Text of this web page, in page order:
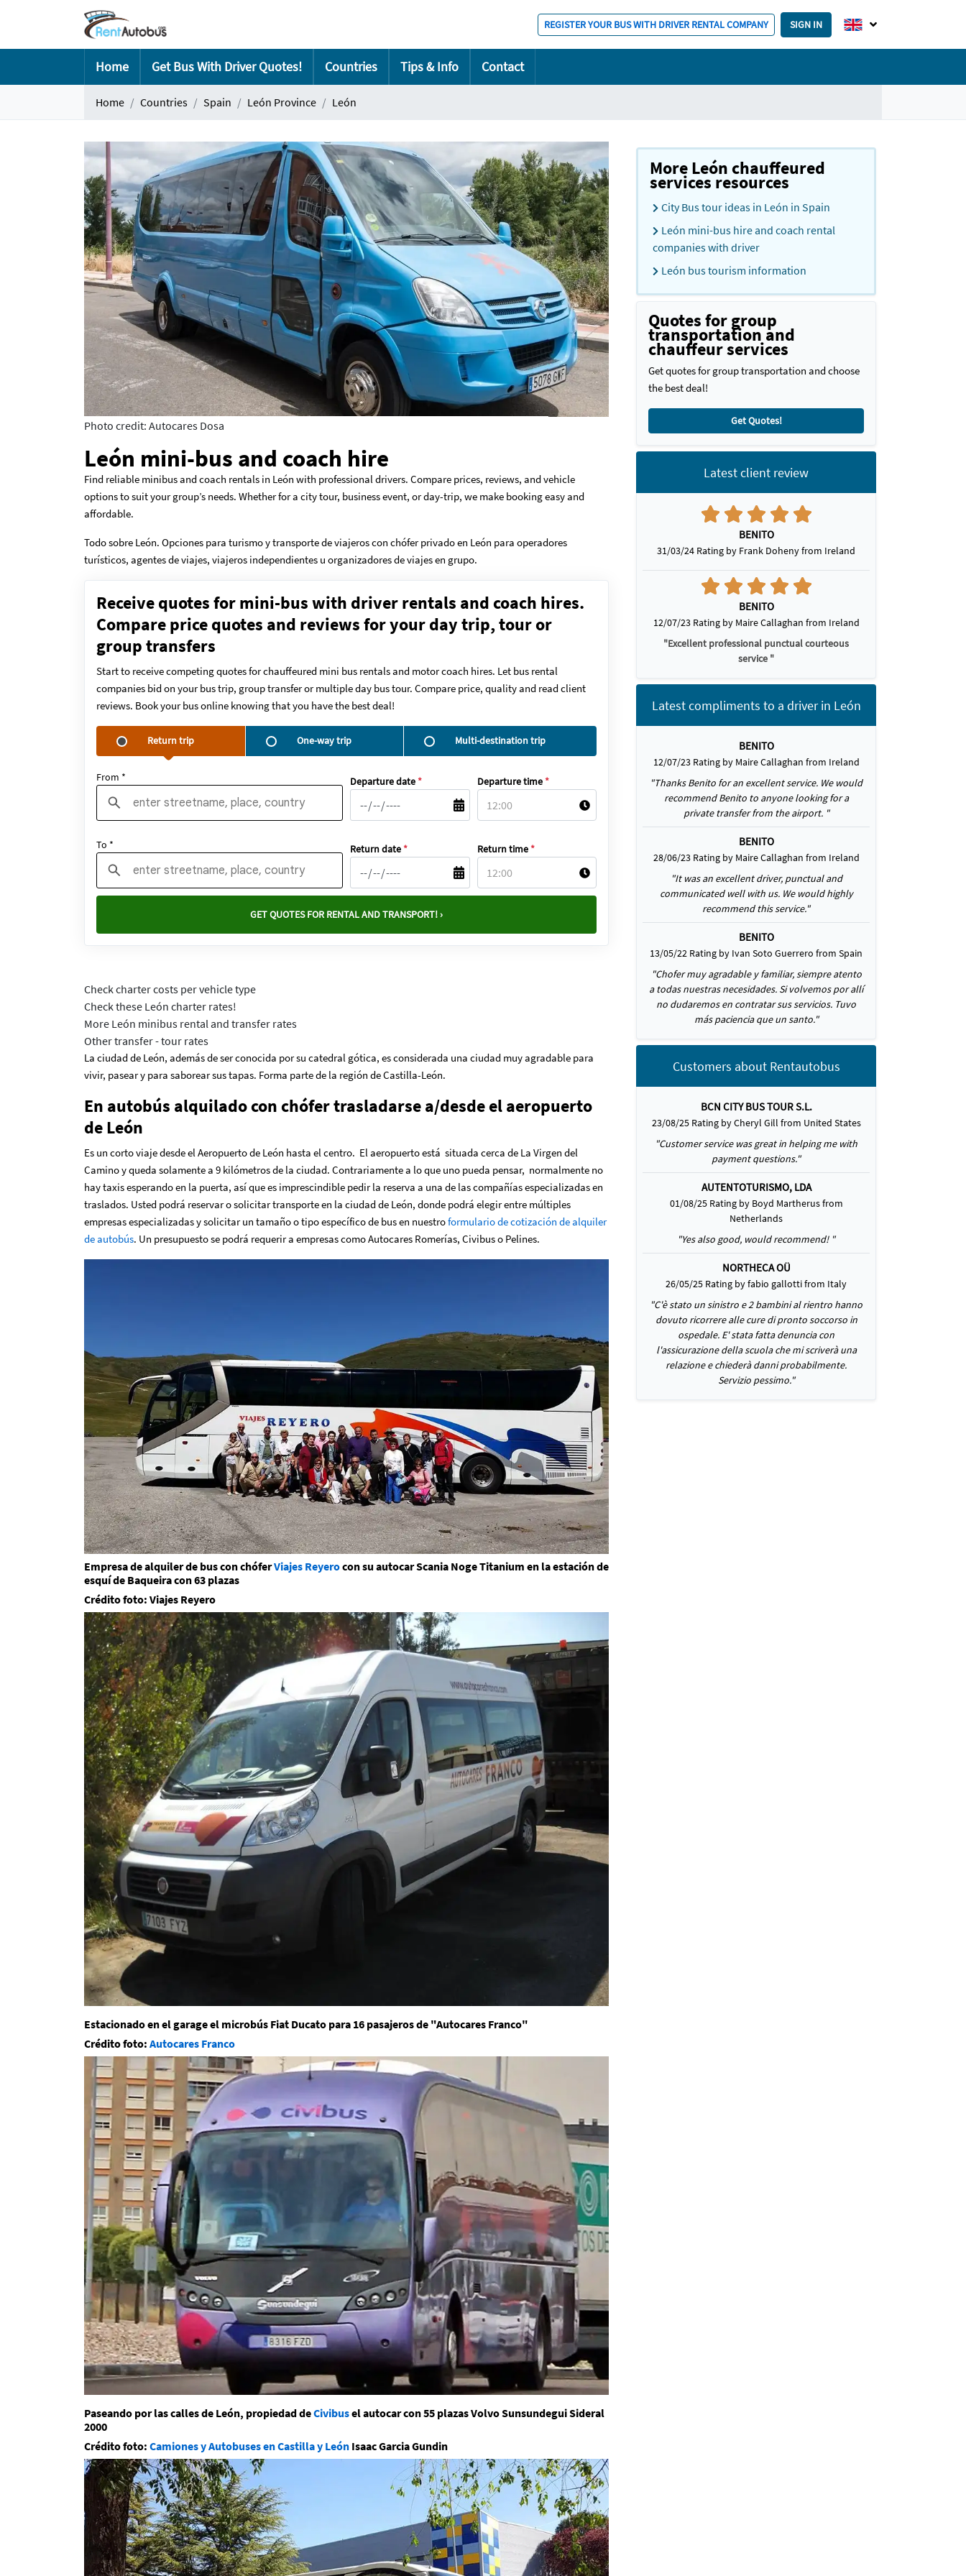
REGISTER YOUR BUS WITH DRIVER RENTAL COMPANY SIGN IN
Home Get Bus With Driver Quotes! Countries Tips & Info Contact
Home Countries Spain León Province León
Photo credit: Autocares Dosa
León mini-bus and coach hire
Find reliable minibus and coach rentals in León with professional drivers. Compare prices, reviews, and vehicle
options to suit your group’s needs. Whether for a city tour, business event, or day-trip, we make booking easy and
affordable.
Todo sobre León. Opciones para turismo y transporte de viajeros con chófer privado en León para operadores
turísticos, agentes de viajes, viajeros independientes u organizadores de viajes en grupo.
Receive quotes for mini-bus with driver rentals and coach hires.
Compare price quotes and reviews for your day trip, tour or
group transfers
Start to receive competing quotes for chauffeured mini bus rentals and motor coach hires. Let bus rental
companies bid on your bus trip, group transfer or multiple day bus tour. Compare price, quality and read client
reviews. Book your bus online knowing that you have the best deal!
Return trip One-way trip Multi-destination trip
From * Departure date * Departure time *
To * Return date * Return time *
GET QUOTES FOR RENTAL AND TRANSPORT! ›
Check charter costs per vehicle type
Check these León charter rates!
More León minibus rental and transfer rates
Other transfer - tour rates
La ciudad de León, además de ser conocida por su catedral gótica, es considerada una ciudad muy agradable para
vivir, pasear y para saborear sus tapas. Forma parte de la región de Castilla-León.
En autobús alquilado con chófer trasladarse a/desde el aeropuerto
de León
Es un corto viaje desde el Aeropuerto de León hasta el centro. El aeropuerto está situada cerca de La Virgen del
Camino y queda solamente a 9 kilómetros de la ciudad. Contrariamente a lo que uno pueda pensar, normalmente no
hay taxis esperando en la puerta, así que es imprescindible pedir la reserva a una de las compañías especializadas en
traslados. Usted podrá reservar o solicitar transporte en la ciudad de León, donde podrá elegir entre múltiples
empresas especializadas y solicitar un tamaño o tipo específico de bus en nuestroformulario de cotización de alquiler
de autobús. Un presupuesto se podrá requerir a empresas como Autocares Romerías, Civibus o Pelines.
Empresa de alquiler de bus con chóferViajes Reyerocon su autocar Scania Noge Titanium en la estación de
esquí de Baqueira con 63 plazas
Crédito foto: Viajes Reyero
Estacionado en el garage el microbús Fiat Ducato para 16 pasajeros de "Autocares Franco"
Crédito foto: Autocares Franco
Paseando por las calles de León, propiedad deCivibusel autocar con 55 plazas Volvo Sunsundegui Sideral
2000
Crédito foto: Camiones y Autobuses en Castilla y León Isaac Garcia Gundin
More León chauffeured
services resources
City Bus tour ideas in León in Spain
León mini-bus hire and coach rental
companies with driver
León bus tourism information
Quotes for group
transportation and
chauffeur services
Get quotes for group transportation and choose
the best deal!
Get Quotes!
Latest client review
BENITO
31/03/24 Rating by Frank Doheny from Ireland
BENITO
12/07/23 Rating by Maire Callaghan from Ireland
"Excellent professional punctual courteous
service "
Latest compliments to a driver in León
BENITO
12/07/23 Rating by Maire Callaghan from Ireland
"Thanks Benito for an excellent service. We would
recommend Benito to anyone looking for a
private transfer from the airport. "
BENITO
28/06/23 Rating by Maire Callaghan from Ireland
"It was an excellent driver, punctual and
communicated well with us. We would highly
recommend this service."
BENITO
13/05/22 Rating by Ivan Soto Guerrero from Spain
"Chofer muy agradable y familiar, siempre atento
a todas nuestras necesidades. Si volvemos por allí
no dudaremos en contratar sus servicios. Tuvo
más paciencia que un santo."
Customers about Rentautobus
BCN CITY BUS TOUR S.L.
23/08/25 Rating by Cheryl Gill from United States
"Customer service was great in helping me with
payment questions."
AUTENTOTURISMO, LDA
01/08/25 Rating by Boyd Martherus from
Netherlands
"Yes also good, would recommend! "
NORTHECA OÜ
26/05/25 Rating by fabio gallotti from Italy
"C'è stato un sinistro e 2 bambini al rientro hanno
dovuto ricorrere alle cure di pronto soccorso in
ospedale. E' stata fatta denuncia con
l'assicurazione della scuola che mi scriverà una
relazione e chiederà danni probabilmente.
Servizio pessimo."